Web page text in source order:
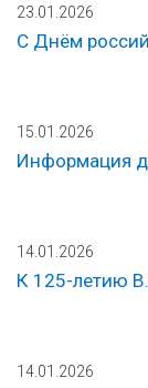
23.01.2026
С Днём
15.01.2026
Информация
14.01.2026
К 125-летию
14.01.2026